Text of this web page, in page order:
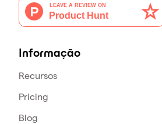
Informação
Recursos
Pricing
Blog